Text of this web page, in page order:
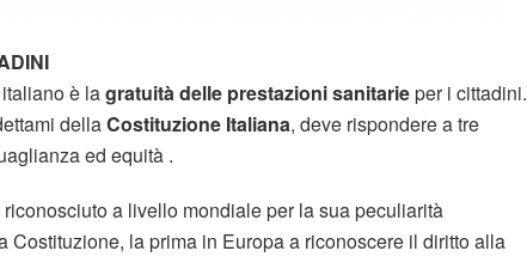
è lagratuità delle prestazioni sanitarieper i cittadini.
dellaCostituzione Italiana, deve rispondere a tre
ed equità .
a livello mondiale per la sua peculiarità
Costituzione, la prima in Europa a riconoscere il diritto alla